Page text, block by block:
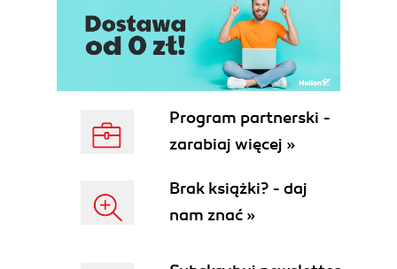
Media Shortcuts
Status Bar
Quick Nav Bar
2. Set Up Your NOOK Tablet
Charge Your NOOK Tablet
Get Connected
Register Your NOOK
Noble Store
Password-Protect Your NOOK
Program partnerski -
zarabiaj więcej »
Brak książki? - daj
nam znać »